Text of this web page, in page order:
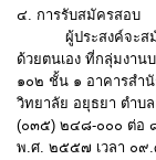
๔. การรับสมัครสอบ
ผู้ประสงค์จะสมัคร
ด้วยตนเอง ที่กลุ่มงาน
๑๐๒ ชั้น ๑ อาคารสำ
วิทยาลัย อยุธยา ตำบ
(๐๓๕) ๒๔๘-๐๐๐ ต่อ
พ.ศ. ๒๕๕๗ เวลา ๐๙.